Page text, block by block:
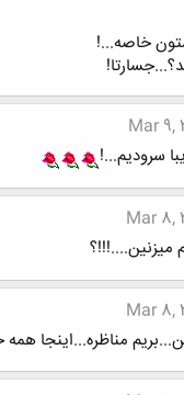
خاصه...!
Mar 9,
سروديم...!
Mar 8,
ميزنين....!!!؟
Mar 8,
مناظره...اينجا